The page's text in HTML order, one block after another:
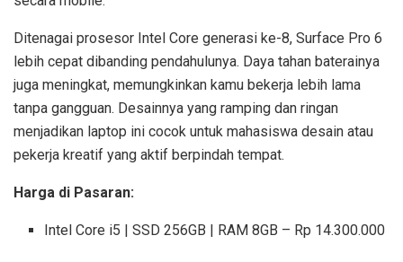
Ditenagai prosesor Intel Core generasi ke-8, Surface Pro 6
lebih cepat dibanding pendahulunya. Daya tahan baterainya
juga meningkat, memungkinkan kamu bekerja lebih lama
tanpa gangguan. Desainnya yang ramping dan ringan
menjadikan laptop ini cocok untuk mahasiswa desain atau
pekerja kreatif yang aktif berpindah tempat.
Harga di Pasaran:
Intel Core i5 | SSD 256GB | RAM 8GB – Rp 14.300.000